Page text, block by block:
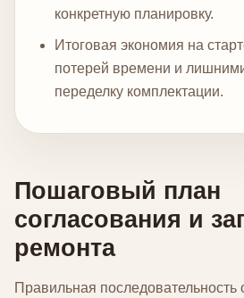
конкретную планировку.
Итоговая экономия на
потерей времени и
переделку комплектации.
Пошаговый план
согласования и
ремонта
Правильная последовательность